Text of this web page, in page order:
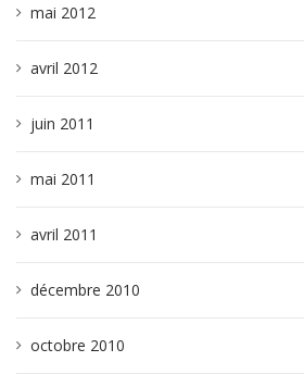
mai 2012
avril 2012
juin 2011
mai 2011
avril 2011
décembre 2010
octobre 2010